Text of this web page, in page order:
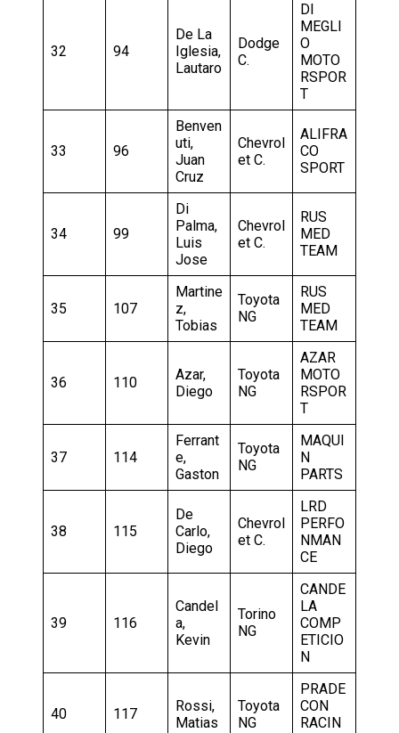
32 94
De La
Iglesia,
Lautaro
Dodge
C.
DI
MEGLI
O
MOTO
RSPOR
T
33 96
Benven
uti,
Juan
Cruz
Chevrol
et C.
ALIFRA
CO
SPORT
34 99
Di
Palma,
Luis
Jose
Chevrol
et C.
RUS
MED
TEAM
35 107
Martine
z,
Tobias
Toyota
NG
RUS
MED
TEAM
36 110
Azar,
Diego
Toyota
NG
AZAR
MOTO
RSPOR
T
37 114
Ferrant
e,
Gaston
Toyota
NG
MAQUI
N
PARTS
38 115
De
Carlo,
Diego
Chevrol
et C.
LRD
PERFO
NMAN
CE
39 116
Candel
a,
Kevin
Torino
NG
CANDE
LA
COMP
ETICIO
N
40 117
Rossi,
Matias
Toyota
NG
PRADE
CON
RACIN